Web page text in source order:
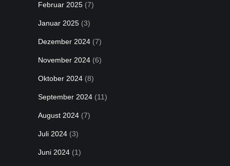
Februar 2025 (7)
Januar 2025 (3)
Dezember 2024 (7)
November 2024 (6)
Oktober 2024 (8)
September 2024 (11)
August 2024 (7)
Juli 2024 (3)
Juni 2024 (1)